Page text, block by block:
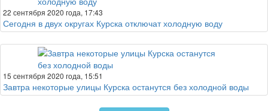
22 сентября 2020 года, 17:43
Сегодня в двух округах Курска отключат холодную воду
15 сентября 2020 года, 15:51
Завтра некоторые улицы Курска останутся без холодной воды